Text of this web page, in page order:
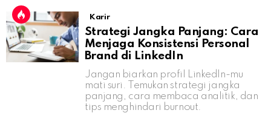
Karir
Strategi Jangka Panjang: Cara
Menjaga Konsistensi Personal
Brand di LinkedIn
Jangan biarkan profil LinkedIn-mu
mati suri. Temukan strategi jangka
panjang, cara membaca analitik, dan
tips menghindari burnout.